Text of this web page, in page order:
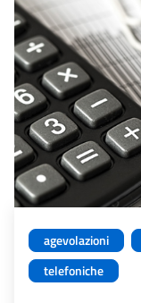
agevolazioni
telefoniche